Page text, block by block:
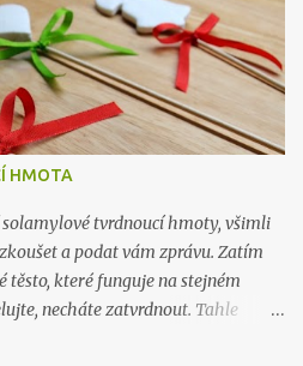
HMOTA
tvrdnoucí hmoty, všimli
a podat vám zprávu. Zatím
těsto, které funguje na stejném
necháte zatvrdnout. Tahle